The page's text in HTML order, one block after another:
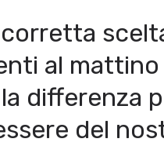
al
differenza
del